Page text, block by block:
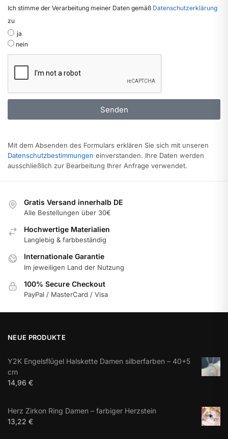
Ich stimme der Verarbeitung meiner Daten gemäß Datenschutzerklärung
zu
ja
nein
Senden
Mit dem Absenden des Formulars erklären Sie sich mit unseren
Datenschutzbestimmungen einverstanden. Ihre Daten werden
ausschließlich zur Bearbeitung Ihrer Anfrage verwendet.
Gratis Versand innerhalb DE
Alle Bestellungen über 30€
Hochwertige Materialien
Langlebig & farbbeständig
Internationale Garantie
Im jeweiligen Land der Nutzung
100% Secure Checkout
PayPal / MasterCard / Visa
NEUE PRODUKTE
Y2K Engelsflügel Halskette Damen silberfarben – 40+5
cm
14,96 €
Herz Zirkon Ring Damen – farbiger Herzstein
13,22 €